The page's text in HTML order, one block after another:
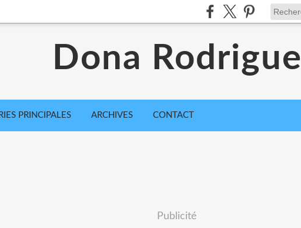
Dona Rodrigue
PRINCIPALES ARCHIVES CONTACT
Publicité